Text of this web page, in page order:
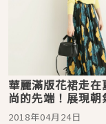
華麗滿版花裙走在
尚的先端！展現朝
系裙子款式大集合
2018年04月24日